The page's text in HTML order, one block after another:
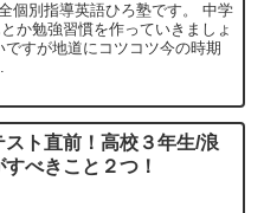
個別指導英語ひろ塾です。 中学
か勉強習慣を作っていきましょ
すが地道にコツコツ今の時期
スト直前！高校３年生/浪
すべきこと２つ！